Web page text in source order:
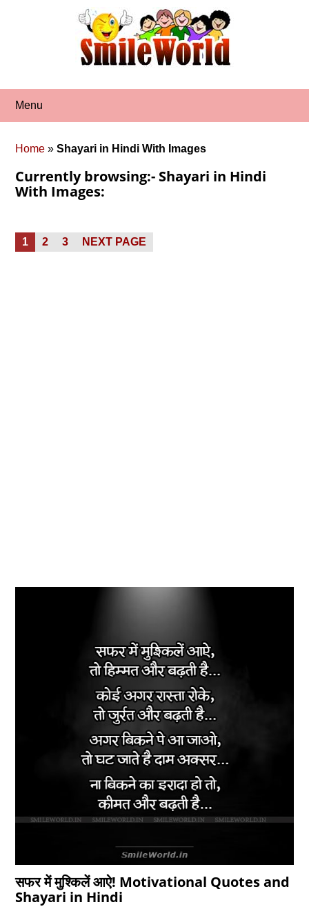
Menu
Home »Shayari in Hindi With Images
Currently browsing:- Shayari in Hindi
With Images:
Posts
pagination
PAGE
1 PAGE
2 PAGE
3 NEXT PAGE
सफर में मुश्किलें आऐ! Motivational Quotes and
Shayari in Hindi